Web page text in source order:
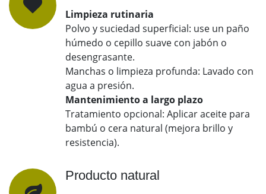
Limpieza rutinaria
Polvo y suciedad superficial: use un paño
húmedo o cepillo suave con jabón o
desengrasante.
Manchas o limpieza profunda: Lavado con
agua a presión.
Mantenimiento a largo plazo
Tratamiento opcional: Aplicar aceite para
bambú o cera natural (mejora brillo y
resistencia).
Producto natural